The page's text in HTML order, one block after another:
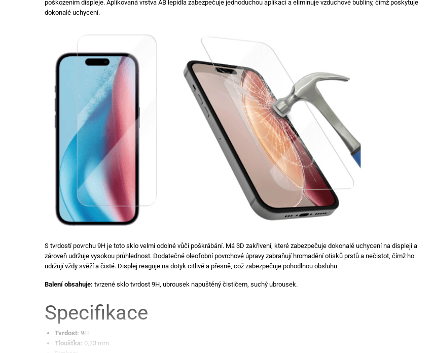
poškozením displeje. Aplikovaná vrstva AB lepidla zabezpečuje jednoduchou aplikaci a eliminuje vzduchové bubliny, čímž poskytuje
dokonalé uchycení.
S tvrdostí povrchu 9H je toto sklo velmi odolné vůči poškrábání. Má 3D zakřivení, které zabezpečuje dokonalé uchycení na displeji a
zároveň udržuje vysokou průhlednost. Dodatečné oleofobní povrchové úpravy zabraňují hromadění otisků prstů a nečistot, čímž ho
udržují vždy svěží a čisté. Displej reaguje na dotyk citlivě a přesně, což zabezpečuje pohodlnou obsluhu.
Balení obsahuje: tvrzené sklo tvrdost 9H, ubrousek napuštěný čističem, suchý ubrousek.
Specifikace
Tvrdost: 9H
Tloušťka: 0,33 mm